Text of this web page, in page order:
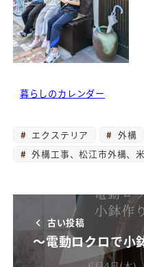
暮らしのカレンダー
エクステリア
外構
外構工事、松江市外構、
古い投稿
～電動ロクロで小